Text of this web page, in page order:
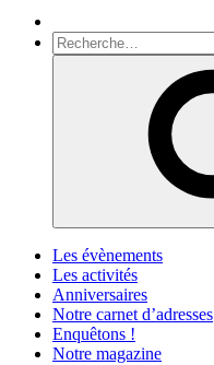
Recherche
pour
Les évènements
Les activités
Anniversaires
Notre carnet d’adresses
Enquêtons !
Notre magazine